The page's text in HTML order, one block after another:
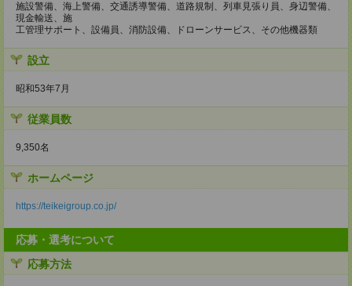
施設警備、海上警備、交通誘導警備、道路規制、列車見張り員、身辺警備、
現金輸送、施
工管理サポート、設備員、消防設備、ドローンサービス、その他機器類
設立
昭和53年7月
従業員数
9,350名
ホームページ
https://teikeigroup.co.jp/
応募・選考について
応募方法